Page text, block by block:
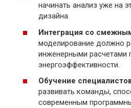
начинать анализ уже на
дизайна.
Интеграция со
моделирование должно
инженерными расчетами
энергоэффективности.
Обучение
развивать команды,
современным